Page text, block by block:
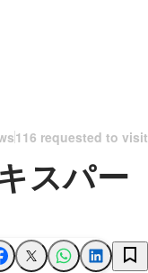
116 requested to visit
スパー